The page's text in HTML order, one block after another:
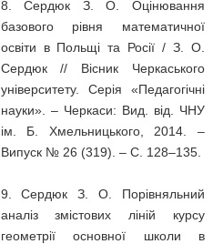
8. Сердюк З. О. Оцінювання
базового рівня математичної
освіти в Польщі та Росії / З. О.
Сердюк // Вісник Черкаського
університету. Серія «Педагогічні
науки». – Черкаси: Вид. від. ЧНУ
ім. Б. Хмельницького, 2014. –
Випуск № 26 (319). – С. 128–135.
9. Сердюк З. О. Порівняльний
аналіз змістових ліній курсу
геометрії основної школи в